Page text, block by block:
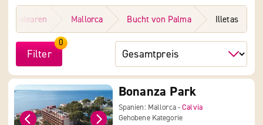
Balearen Mallorca Bucht von Palma Illetas
Filter
0
Bonanza Park
Spanien: Mallorca -Calvia
Gehobene Kategorie